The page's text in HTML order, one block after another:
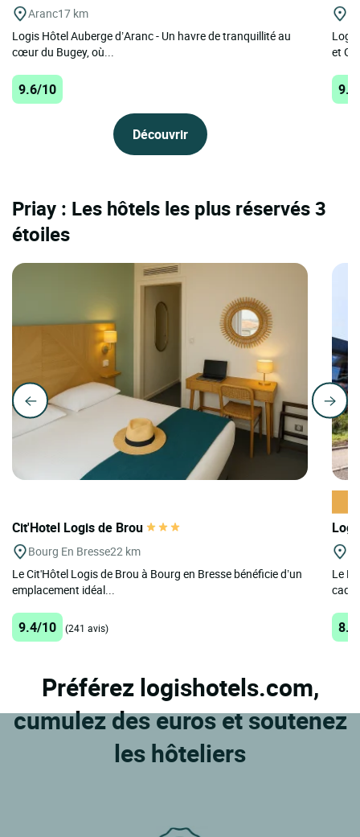
Aranc17 km
Logis Hôtel Auberge d’Aranc - Un havre de tranquillité au
cœur du Bugey, où...
9.6/10
Découvrir
et
Priay : Les hôtels les plus réservés 3
étoiles
Cit'Hotel Logis de Brou
Bourg En Bresse22 km
Le Cit'Hôtel Logis de Brou à Bourg en Bresse bénéficie d’un
emplacement idéal...
9.4/10 (241 avis)
Le
Préférez logishotels.com,
cumulez des euros et soutenez
les hôteliers